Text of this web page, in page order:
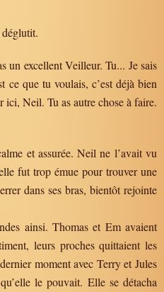
excellent Veilleur. Tu... Je sais
ce que tu voulais, c’est déjà bien
ici, Neil. Tu as autre chose à faire.
et assurée. Neil ne l’avait vu
fut trop émue pour trouver une
dans ses bras, bientôt rejointe
ainsi. Thomas et Em avaient
leurs proches quittaient les
moment avec Terry et Jules
le pouvait. Elle se détacha